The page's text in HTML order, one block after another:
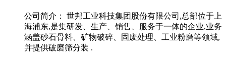
公司简介： 世邦工业科技集团股份有限公司,总部位于上
海浦东,是集研发、生产、销售、服务于一体的企业,业务
涵盖砂石骨料、矿物破碎、固废处理、工业粉磨等领域,
并提供破磨筛分装 .